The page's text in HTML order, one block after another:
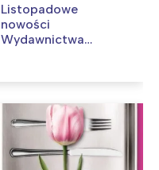
Listopadowe
nowości
Wydawnictwa